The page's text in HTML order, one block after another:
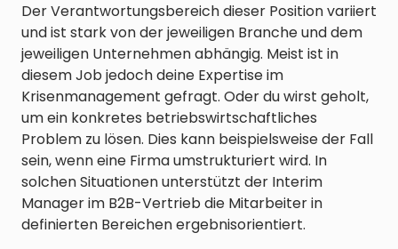
Der Verantwortungsbereich dieser Position variiert
und ist stark von der jeweiligen Branche und dem
jeweiligen Unternehmen abhängig. Meist ist in
diesem Job jedoch deine Expertise im
Krisenmanagement gefragt. Oder du wirst geholt,
um ein konkretes betriebswirtschaftliches
Problem zu lösen. Dies kann beispielsweise der Fall
sein, wenn eine Firma umstrukturiert wird. In
solchen Situationen unterstützt der Interim
Manager im B2B-Vertrieb die Mitarbeiter in
definierten Bereichen ergebnisorientiert.